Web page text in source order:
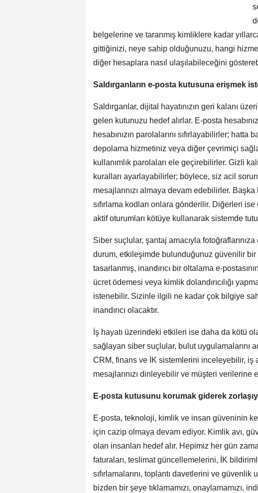
belgelerine ve taranmış kimliklere kadar
gittiğinizi, neye sahip olduğunuzu, hangi
diğer hesaplara nasıl ulaşılabileceğini
Saldırganların e-posta kutusuna erişmek
Saldırganlar, dijital hayatınızın geri kalanı
gelen kutunuzu hedef alırlar. E-posta
hesabınızın parolalarını sıfırlayabilirler;
depolama hizmetiniz veya diğer çevrimiçi
kullanımlık parolaları ele geçirebilirler. Gizli
kuralları ayarlayabilirler; böylece, siz acil
mesajlarınızı almaya devam edebilirler. Başka
sıfırlama kodları onlara gönderilir. Diğerleri
aktif oturumları kötüye kullanarak sistemde
Siber suçlular, şantaj amacıyla
durum, etkileşimde bulunduğunuz güvenilir
tasarlanmış, inandırıcı bir oltalama e-
ücret ödemesi veya kimlik dolandırıcılığı
istenebilir. Sizinle ilgili ne kadar çok bilgiye
inandırıcı olacaktır.
İş hayatı üzerindeki etkileri ise daha da kötü
sağlayan siber suçlular, bulut uygulamalarını
CRM, finans ve İK sistemlerini inceleyebilir, iş
mesajlarınızı dinleyebilir ve müşteri verilerine
E-posta kutusunu korumak giderek
E-posta, teknoloji, kimlik ve insan güveninin
için cazip olmaya devam ediyor. Kimlik avı,
olan insanları hedef alır. Hepimiz her gün
faturaları, teslimat güncellemelerini, İK
sıfırlamalarını, toplantı davetlerini ve güvenlik
bizden bir şeye tıklamamızı, onaylamamızı,